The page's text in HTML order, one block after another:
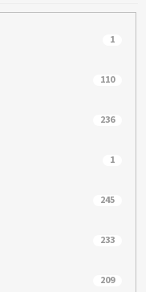
1
110
236
1
245
233
209